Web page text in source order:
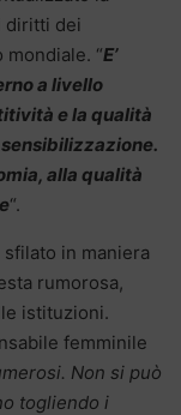
diritti dei
“E’
a livello
e la qualità
alla qualità
“.
in maniera
rumorosa,
istituzioni.
femminile
Non si può
togliendo i